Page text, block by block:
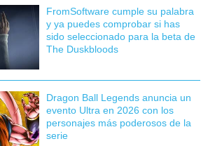
FromSoftware cumple su palabra
y ya puedes comprobar si has
sido seleccionado para la beta de
The Duskbloods
Dragon Ball Legends anuncia un
evento Ultra en 2026 con los
personajes más poderosos de la
serie